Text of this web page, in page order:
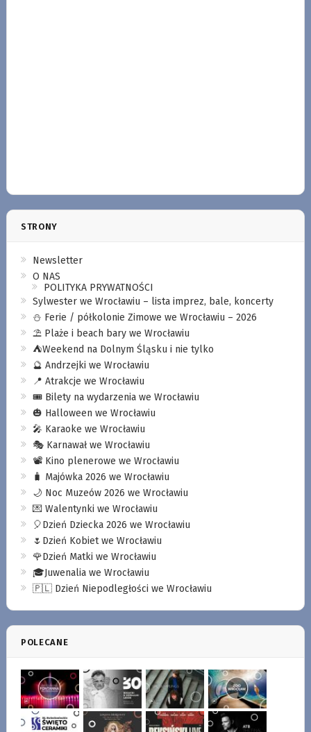
STRONY
Newsletter
O NAS
POLITYKA PRYWATNOŚCI
Sylwester we Wrocławiu – lista imprez, bale, koncerty
⛄️ Ferie / półkolonie Zimowe we Wrocławiu – 2026
⛱️ Plaże i beach bary we Wrocławiu
⛺️Weekend na Dolnym Śląsku i nie tylko
🔮 Andrzejki we Wrocławiu
📍 Atrakcje we Wrocławiu
🎟️ Bilety na wydarzenia we Wrocławiu
🎃 Halloween we Wrocławiu
🎤 Karaoke we Wrocławiu
🎭 Karnawał we Wrocławiu
📽️ Kino plenerowe we Wrocławiu
🧳 Majówka 2026 we Wrocławiu
🌙 Noc Muzeów 2026 we Wrocławiu
💌 Walentynki we Wrocławiu
🎈Dzień Dziecka 2026 we Wrocławiu
🌷Dzień Kobiet we Wrocławiu
🌹Dzień Matki we Wrocławiu
🎓Juwenalia we Wrocławiu
🇵🇱 Dzień Niepodległości we Wrocławiu
POLECANE